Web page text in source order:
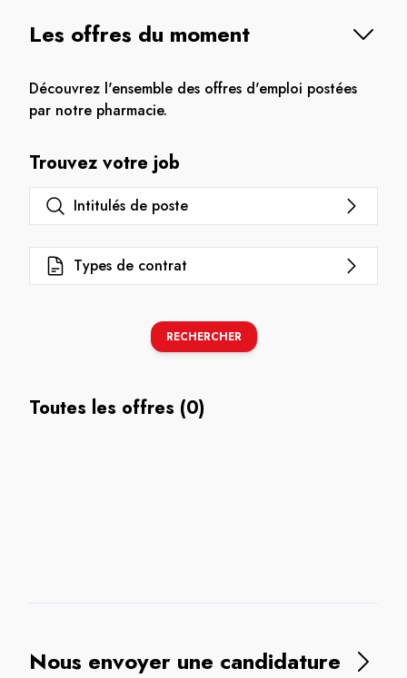
Les offres du moment
Découvrez l'ensemble des offres d'emploi postées
par notre pharmacie.
Trouvez votre job
Intitulés de poste
Types de contrat
RECHERCHER
Toutes les offres (0)
Nous envoyer une candidature